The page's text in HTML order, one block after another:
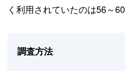
く利用されていたのは56～60
調査方法